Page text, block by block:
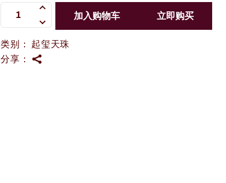
黑财神贵人老天珠 quantity
加入购物车 立即购买
类别：
起玺天珠
分享：